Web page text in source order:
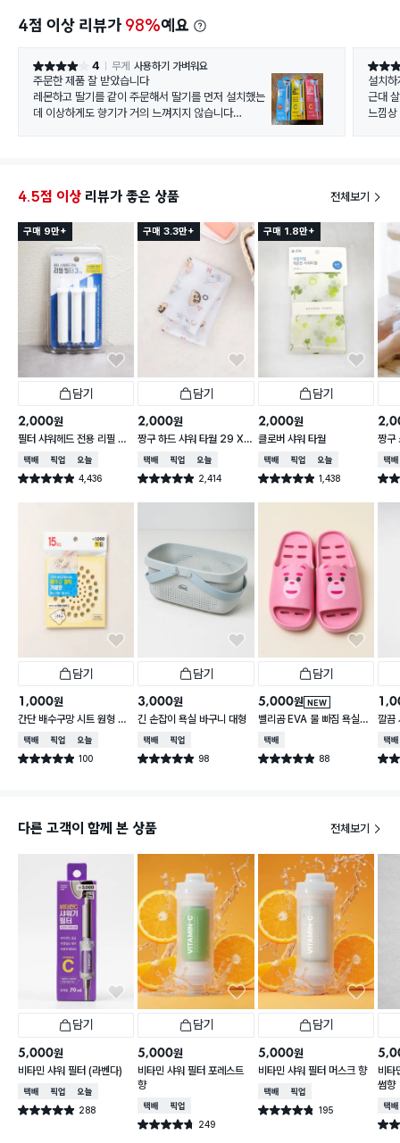
4점 이상 리뷰가 98%예요
별점 4점 4 무게 사용하기 가벼워요
주문한 제품 잘 받았습니다
레몬하고 딸기를 같이 주문해서 딸기를 먼저 설치했는
데 이상하게도 향기가 거의 느껴지지 않습니다
면 좋겠습니다
별점 4
설치
근대
느낌상
4.5점 이상 리뷰가 좋은 상품 전체보기
구매 9만+
담기
2,000원
필터 샤워헤드 전용 리필 필
터 3개입
택배배송매장픽업오늘배송
별점 4.9점 4,436
건 작성
구매 3.3만+
담기
2,000원
짱구 하드 샤워 타월 29 X
95 cm
택배배송매장픽업오늘배송
별점 4.9점 2,414
건 작성
구매 1.8만+
담기
2,000원
클로버 샤워 타월
택배배송매장픽업오늘배송
별점 4.9점 1,438
건 작성
짱구
X
택배
별점
담기
1,000원
간단 배수구망 시트 원형 중
형 15매입
택배배송매장픽업오늘배송
별점 4.9점 100
건 작성
담기
3,000원
긴 손잡이 욕실 바구니 대형
택배배송매장픽업
별점 4.9점 98
건 작성
담기
NEW
5,000원
벨리곰 EVA 물 빠짐 욕실화
260~280 mm
택배배송
별점 4.9점 88
건 작성
깔끔
50
택배
별점
다른 고객이 함께 본 상품 전체보기
담기
5,000원
비타민 샤워 필터 (라벤다)
택배배송매장픽업오늘배송
별점 4.9점 288
건 작성
담기
5,000원
비타민 샤워 필터 포레스트
향
택배배송매장픽업
별점 4.7점 249
건 작성
담기
5,000원
비타민 샤워 필터 머스크 향
택배배송매장픽업
별점 4.8점 195
건 작성
비타
썸향
택배
별점